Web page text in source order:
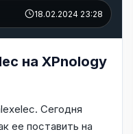
18.02.2024 23:28
на XPnology
Сегодня
ее поставить на